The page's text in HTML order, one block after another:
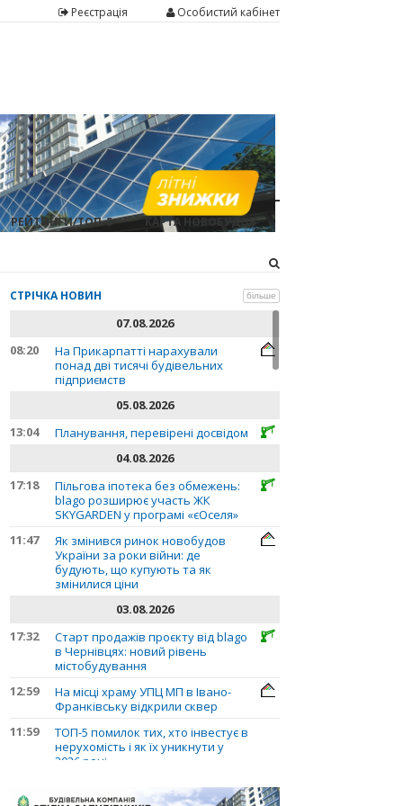
Реєстрація Особистий кабінет
РЕЙТИНГИ/ТОП-5 КАРТА НОВОБУДОВ
СТРІЧКА НОВИН більше
07.08.2026
08:20
На Прикарпатті нарахували
понад дві тисячі будівельних
підприємств
05.08.2026
13:04
Планування, перевірені досвідом
04.08.2026
17:18
Пільгова іпотека без обмежень:
blago розширює участь ЖК
SKYGARDEN у програмі «єОселя»
11:47
Як змінився ринок новобудов
України за роки війни: де
будують, що купують та як
змінилися ціни
03.08.2026
17:32
Старт продажів проєкту від blago
в Чернівцях: новий рівень
містобудування
12:59
На місці храму УПЦ МП в Івано-
Франківську відкрили сквер
11:59
ТОП-5 помилок тих, хто інвестує в
нерухомість і як їх уникнути у
2026 році
Планування, перевірені досвідом